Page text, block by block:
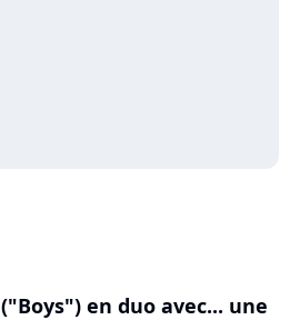
en duo avec... une